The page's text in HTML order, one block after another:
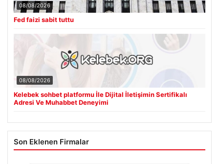
08/08/2026
Fed faizi sabit tuttu
08/08/2026
Kelebek sohbet platformu İle Dijital İletişimin Sertifikalı
Adresi Ve Muhabbet Deneyimi
Son Eklenen Firmalar